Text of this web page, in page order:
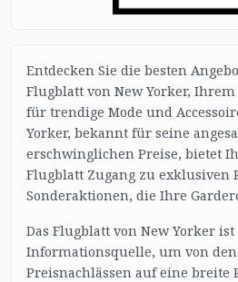
Entdecken Sie die besten
Flugblatt von New Yorker,
für trendige Mode und
Yorker, bekannt für seine
erschwinglichen Preise, bietet
Flugblatt Zugang zu exklusiven
Sonderaktionen, die Ihre
Das Flugblatt von New Yorker
Informationsquelle, um von den
Preisnachlässen auf eine breite